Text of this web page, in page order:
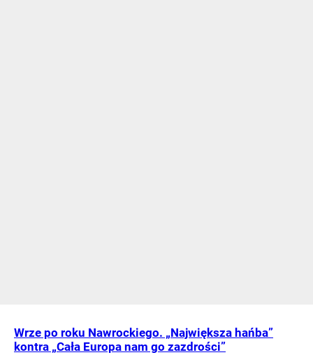
Wrze po roku Nawrockiego. „Największa hańba”
kontra „Cała Europa nam go zazdrości”